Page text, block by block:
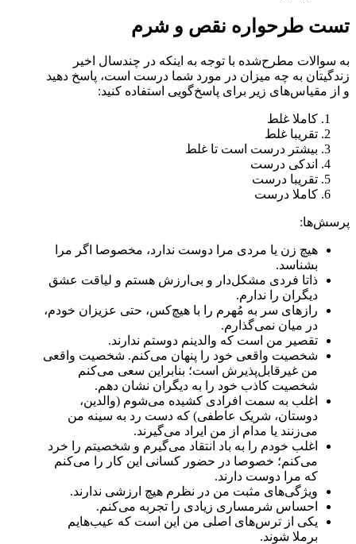
تست طرحواره نقص و شرم
به سوالات مطرح‌شده با توجه به اينكه در چندسال اخير
زندگيتان به چه ميزان در مورد شما درست است، پاسخ دهید
و از مقیاس‌های زیر برای پاسخ‌گویی استفاده کنید:
کاملا غلط
تقریبا غلط
بیشتر درست است تا غلط
اندکی درست
تقریبا درست
کاملا درست
پرسش‌ها:
هیچ زن یا مردی مرا دوست ندارد، مخصوصا اگر مرا
بشناسد.
ذاتا فردی مشکل‌دار و بی‌ارزش هستم و لیاقت عشق
دیگران را ندارم.
رازهای سر به مُهرم را با هیچ‌کس، حتی عزیزان خودم،
در میان نمی‌گذارم.
تقصیر من است که والدینم دوستم ندارند.
شخصیت واقعی خود را پنهان می‌کنم. شخصیت واقعی
من غیرقابل‌پذیرش است؛ بنابراین سعی می‌کنم
شخصیت کاذب خود را به دیگران نشان دهم.
اغلب به سمت افرادی کشیده می‌شوم (والدین،
دوستان، شریک عاطفی) که دست رد به سینه من
می‌زنند یا مدام از من ایراد می‌گیرند.
اغلب خودم را به باد انتقاد می‌گیرم و شخصیتم را خرد
می‌کنم؛ خصوصا در حضور کسانی این کار را می‌کنم
که مرا دوست دارند.
ویژگی‌های مثبت من در نظرم هیچ ارزشی ندارند.
احساس شرمساری زیادی را تجربه می‌کنم.
یکی از ترس‌های اصلی من این است که عیب‌هایم
برملا شوند.